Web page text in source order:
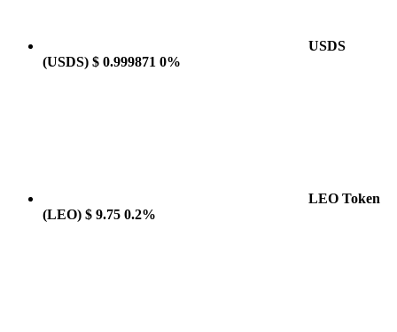
USDS
(USDS) $ 0.999871 0%
LEO Token
(LEO) $ 9.75 0.2%